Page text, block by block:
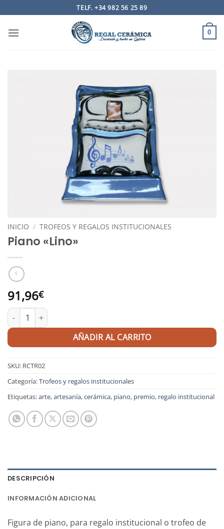
al
contenido
TELF. +34 982 56 25 89
0
INICIO / TROFEOS Y REGALOS INSTITUCIONALES
Piano «Lino»
91,96€
Piano "Lino" cantidad
AÑADIR AL CARRITO
SKU: RCTR02
Categoría:Trofeos y regalos institucionales
Etiquetas:arte,artesanía,cerámica, piano, premio, regalo institucional
DESCRIPCIÓN
INFORMACIÓN ADICIONAL
Figura de piano, para regalo institucional o trofeo de